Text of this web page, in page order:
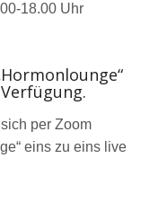
18.00 Uhr
per Zoom
eins zu eins live